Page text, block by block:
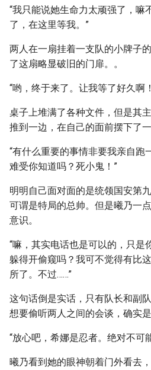
“我只能说她生命力太顽强了，嘛
了，在这里等我。”
两人在一扇挂着一支队的小牌子
了这扇略显破旧的门扉。。
“哟，终于来了。让我等了好久啊
桌子上堆满了各种文件，但是其
推到一边，在自己的面前摆下了一
“有什么重要的事情非要我亲自跑
难受你知道吗？死小鬼！”
明明自己面对面的是统领国安第
可谓是特局的总帅。但是曦乃一
意识。
“嘛，其实电话也是可以的，只是
躲得开偷窥吗？我可不觉得有比
所了。不过……”
这句话倒是实话，只有队长和副
想要偷听两人之间的会谈，确实
“放心吧，希娜是忍者。绝对不可
曦乃看到她的眼神朝着门外看去，